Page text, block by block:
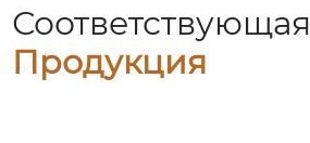
Соответствующая
Продукция